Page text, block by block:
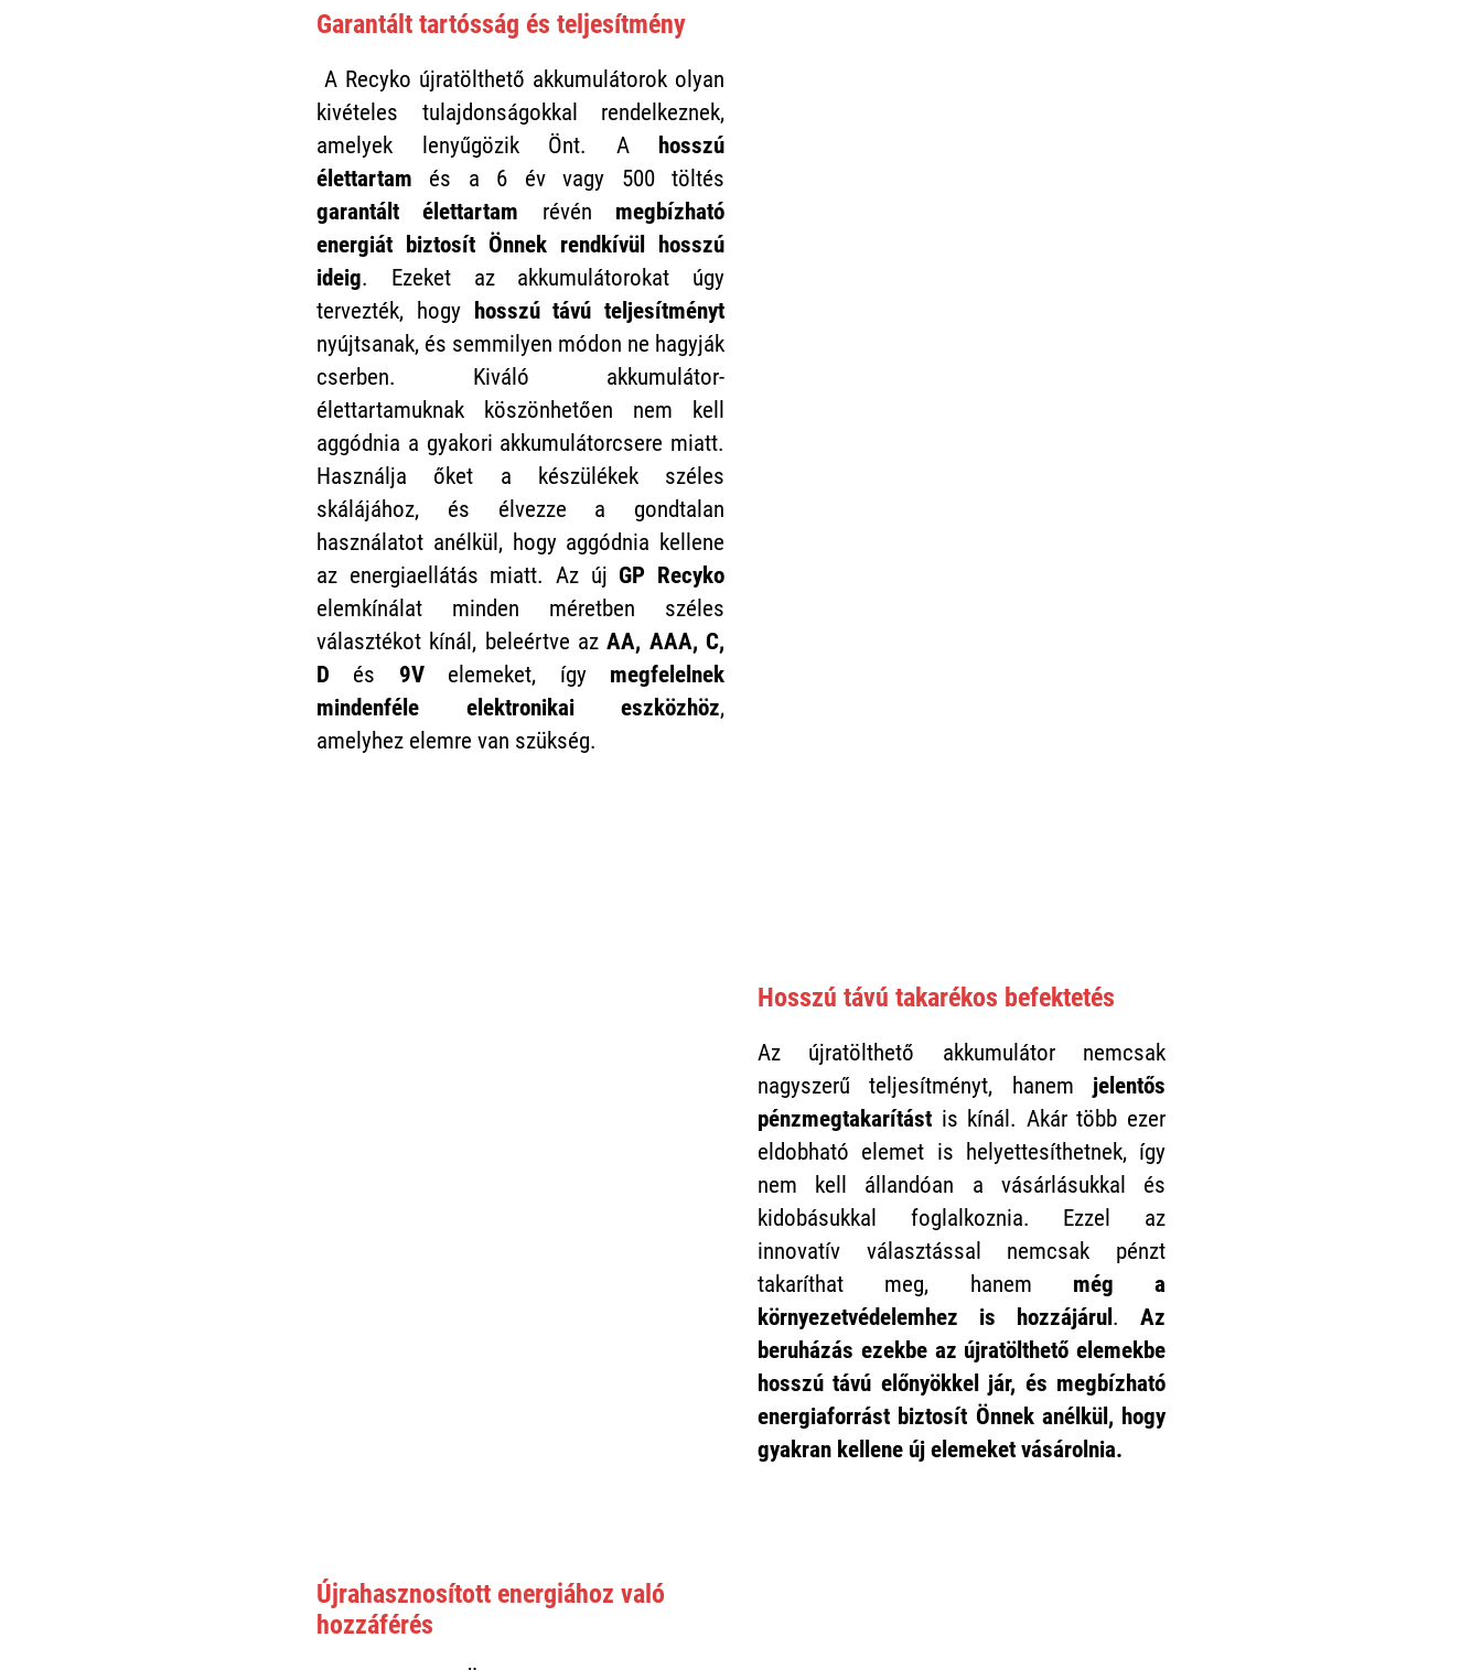
Garantált tartósság és teljesítmény
A Recyko újratölthető akkumulátorok olyan
kivételes tulajdonságokkal rendelkeznek,
amelyek lenyűgözik Önt. A
hosszú
élettartam és a 6 év vagy 500 töltés
garantált élettartam révén megbízható
energiát biztosít Önnek rendkívül hosszú
ideig. Ezeket az akkumulátorokat úgy
tervezték, hogy
hosszú távú teljesítményt
nyújtsanak, és semmilyen módon ne hagyják
cserben. Kiváló akkumulátor-
élettartamuknak köszönhetően nem kell
aggódnia a gyakori akkumulátorcsere miatt.
Használja őket a készülékek széles
skálájához, és élvezze a gondtalan
használatot anélkül, hogy aggódnia kellene
az energiaellátás miatt. Az új GP Recyko
elemkínálat minden méretben széles
választékot kínál, beleértve azAA, AAA, C,
D és 9Velemeket, így megfelelnek
mindenféle elektronikai eszközhöz,
amelyhez elemre van szükség.
Hosszú távú takarékos befektetés
Az újratölthető akkumulátor nemcsak
nagyszerű teljesítményt, hanem jelentős
pénzmegtakarítást is kínál. Akár több ezer
eldobható elemet is helyettesíthetnek, így
nem kell állandóan a vásárlásukkal és
kidobásukkal foglalkoznia. Ezzel az
innovatív választással nemcsak pénzt
takaríthat meg, hanem még a
környezetvédelemhez is hozzájárul . Az
beruházás ezekbe az újratölthető elemekbe
hosszú távú előnyökkel jár, és megbízható
energiaforrást biztosít Önnek anélkül, hogy
gyakran kellene új elemeket vásárolnia.
Újrahasznosított energiához való
hozzáférés